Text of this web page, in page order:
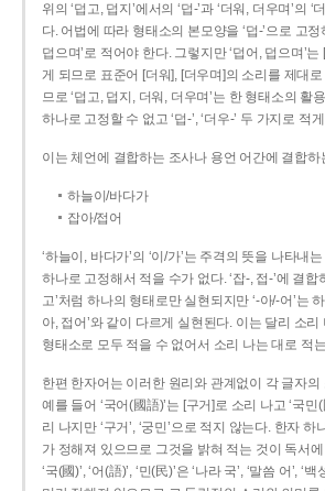
위의 ‘덥고, 덥지’에서의 ‘덥-­’과 ‘더워, 더우며’의 ‘
다. 어법에 따라 형태소의 본모양을 ‘덥-­’으로 고
덥으며’로 적어야 한다. 그렇지만 ‘덥어, 덥으며’는
게 되므로 표준어 [더워], [더우며]의 소리를 제대
므로 ‘덥고, 덥지, 더워, 더우며’는 한 형태소의 활
하나로 고정할 수 없고 ‘덥-’, ‘더우-’ 두 가지로 적
이는 체언에 결합하는 조사나 용언 어간에 결합
하늘이/바다가
잡아/접어
‘하늘이, 바다가’의 ‘이/가’는 주격의 뜻을 나타내
하나로 고정해서 적을 수가 없다. ‘잡-, 접-’에 결합
고’처럼 하나의 형태로만 실현되지만 ‘-아/-어’는
아, 접어’와 같이 다르게 실현된다. 이는 달리 소리
형태소로 모두 적을 수 없어서 소리 나는 대로 적
한편 한자어는 이러한 원리와 관계없이 각 글자
예를 들어 ‘국어(國語)’는 [구거]로 소리 나고 ‘국민
리 나지만 ‘구거’, ‘궁민’으로 적지 않는다. 한자 하
가 정해져 있으므로 그것을 밝혀 적는 것이 독서
‘국(國)’, ‘어(語)’, ‘민(民)’은 ‘나라 국’, ‘말씀 어’, ‘